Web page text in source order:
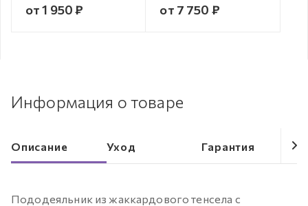
от 1 950 ₽ от 7 750 ₽
Информация о товаре
Описание Уход Гарантия
Пододеяльник из жаккардового тенсела с